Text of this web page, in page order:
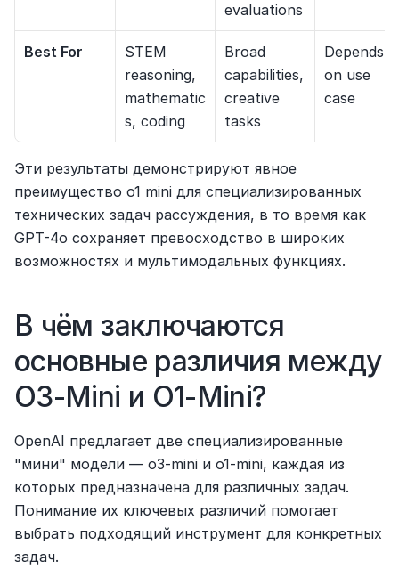
evaluations
Best For
STEM
reasoning,
mathematic
s, coding
Broad
capabilities,
creative
tasks
Depends
on use
case
Эти результаты демонстрируют явное
преимущество o1 mini для специализированных
технических задач рассуждения, в то время как
GPT-4o сохраняет превосходство в широких
возможностях и мультимодальных функциях.
В чём заключаются
основные различия между
O3-Mini и O1-Mini?
OpenAI предлагает две специализированные
"мини" модели — o3-mini и o1-mini, каждая из
которых предназначена для различных задач.
Понимание их ключевых различий помогает
выбрать подходящий инструмент для конкретных
задач.